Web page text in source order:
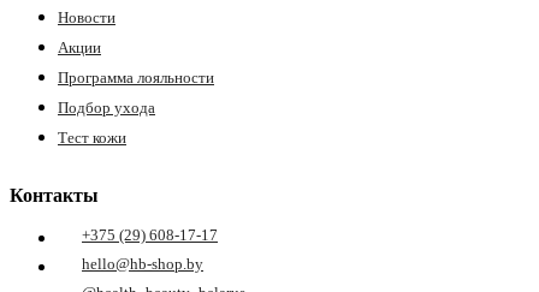
Новости
Акции
Программа лояльности
Подбор ухода
Тест кожи
Контакты
+375 (29) 608-17-17
hello@hb-shop.by